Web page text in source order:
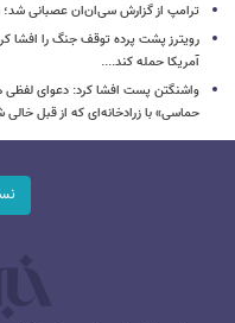
ترامپ از گزارش سی‌ان‌ان عصبانی
رویترز پشت پرده توقف جنگ را افشا
آمریکا حمله کند....
واشنگتن پست افشا کرد: دعوای
حماسی» با زرادخانه‌ای که از قبل